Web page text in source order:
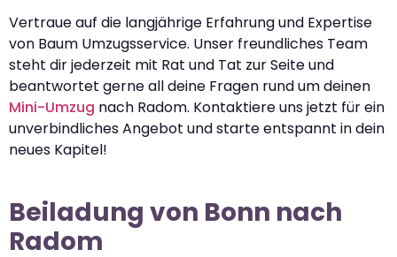
Vertraue auf die langjährige Erfahrung und Expertise
von Baum Umzugsservice. Unser freundliches Team
steht dir jederzeit mit Rat und Tat zur Seite und
beantwortet gerne all deine Fragen rund um deinen
Mini-Umzug nach Radom. Kontaktiere uns jetzt für ein
unverbindliches Angebot und starte entspannt in dein
neues Kapitel!
Beiladung von Bonn nach
Radom